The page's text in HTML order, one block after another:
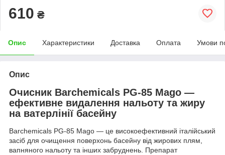
610 ₴
Опис Характеристики Доставка Оплата Умови
Опис
Очисник Barchemicals PG-85 Mago —
ефективне видалення нальоту та жиру
на ватерлінії басейну
Barchemicals PG-85 Mago — це високоефективний італійський
засіб для очищення поверхонь басейну від жирових плям,
вапняного нальоту та інших забруднень. Препарат